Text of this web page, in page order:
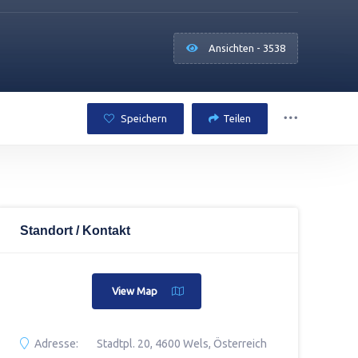
Ansichten - 3538
Speichern Teilen
Standort / Kontakt
View Map
Adresse: Stadtpl. 20, 4600 Wels, Österreich